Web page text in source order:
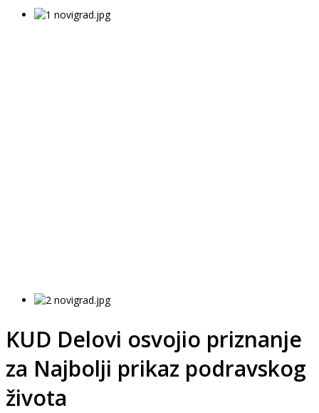
KUD Delovi osvojio priznanje
za Najbolji prikaz podravskog
života